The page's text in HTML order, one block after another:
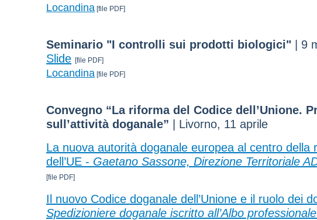
Locandina [file PDF]
Seminario "I controlli sui prodotti biologici"
| 9
Slide [file PDF]
Locandina [file PDF]
Convegno “La riforma del Codice dell’Unione.
sull’attività doganale”
| Livorno, 11 aprile
La nuova autorità doganale europea al centro della
dell’UE - Gaetano Sassone, Direzione Territoriale
[file PDF]
Il nuovo Codice doganale dell’Unione e il ruolo dei
Spedizioniere doganale iscritto all’Albo